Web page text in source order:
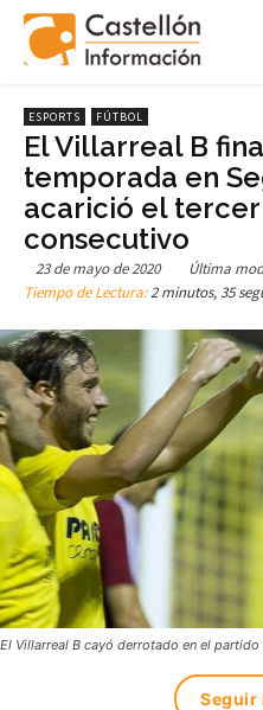
ESPORTS FÚTBOL
El Villarreal B
temporada en
acarició el
consecutivo
23 de mayo de 2020 Última
Tiempo de Lectura:2 minutos, 35
El Villarreal B cayó derrotado en el
Seguir